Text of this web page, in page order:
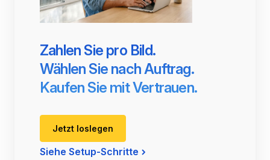
Zahlen Sie pro Bild.
Wählen Sie nach Auftrag.
Kaufen Sie mit Vertrauen.
Jetzt loslegen
Siehe Setup-Schritte